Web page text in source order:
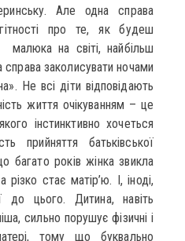
Але одна справа
про те, як будеш
малюка на світі, найбільш
справа заколисувати ночами
Не всі діти відповідають
життя очікуванням – це
інстинктивно хочеться
прийняття батьківської
багато років жінка звикла
стає матір’ю. І, іноді,
до цього. Дитина, навіть
сильно порушує фізичні і
тому що буквально